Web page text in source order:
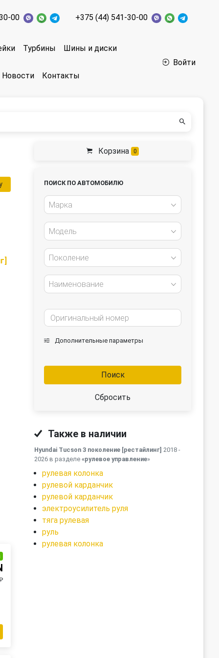
00 +375 (44) 541-30-00
Турбины Шины и диски
Новости Контакты
Войти
Корзина 0
ПОИСК ПО АВТОМОБИЛЮ
Марка
Модель
Поколение
Наименование
Дополнительные параметры
Поиск
Сбросить
Также в наличии
Hyundai Tucson 3 поколение [рестайлинг] 2018 -
2026 в разделе «рулевое управление»
рулевая колонка
рулевой карданчик
рулевой карданчик
электроусилитель руля
тяга рулевая
руль
рулевая колонка